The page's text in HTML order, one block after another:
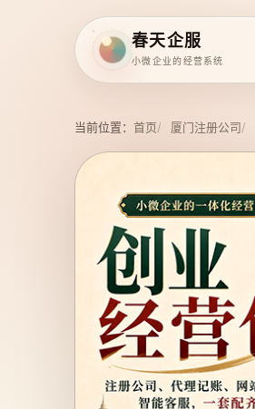
春天企服
小微企业的经营系统
当前位置： 首页 厦门注册公司